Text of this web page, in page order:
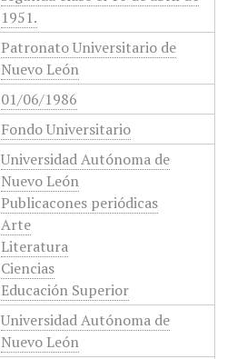
1951.
Patronato Universitario de
Nuevo León
01/06/1986
Fondo Universitario
Universidad Autónoma de
Nuevo León
Publicacones periódicas
Arte
Literatura
Ciencias
Educación Superior
Universidad Autónoma de
Nuevo León